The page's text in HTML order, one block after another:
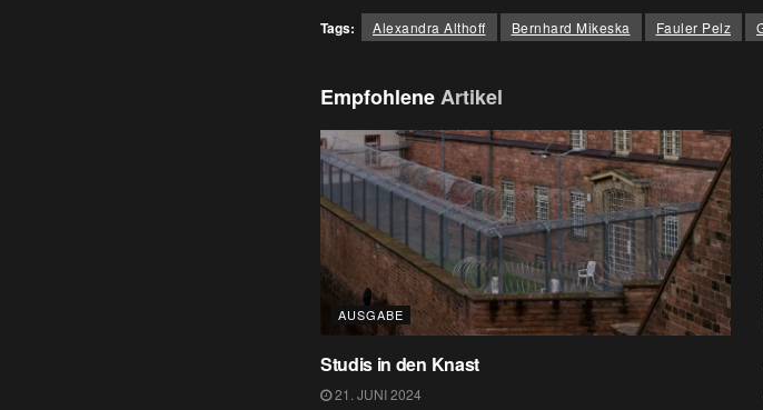
Tags: Alexandra Althoff Bernhard Mikeska Fauler Pelz
EmpfohleneArtikel
AUSGABE
Studis in den Knast
21. JUNI 2024